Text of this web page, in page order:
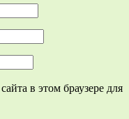
в этом браузере для